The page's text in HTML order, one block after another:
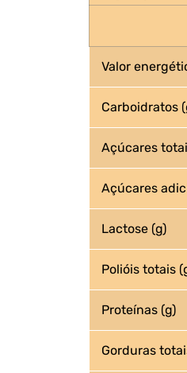
Valor
Carboidratos
Açúcares
Açúcares
Lactose (g)
Polióis totais
Proteínas (g)
Gorduras